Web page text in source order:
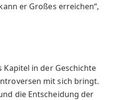
er Großes erreichen“,
Kapitel in der Geschichte
mit sich bringt.
die Entscheidung der